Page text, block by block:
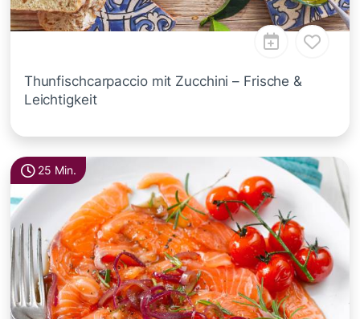
Thunfischcarpaccio mit Zucchini – Frische &
Leichtigkeit
25 Min.